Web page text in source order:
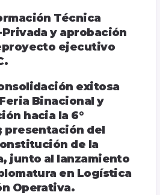
Técnica
y aprobación
ejecutivo
exitosa
Binacional y
hacia la 6°
presentación del
de la
junto al lanzamiento
en Logística
Operativa.